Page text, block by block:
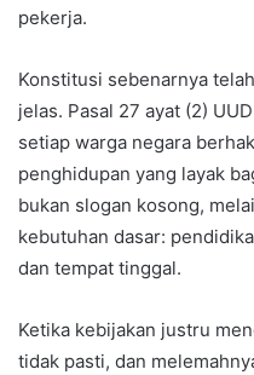
pekerja.
Konstitusi sebenarnya
jelas. Pasal 27 ayat (2)
setiap warga negara
penghidupan yang layak
bukan slogan kosong,
kebutuhan dasar:
dan tempat tinggal.
Ketika kebijakan justru
tidak pasti, dan